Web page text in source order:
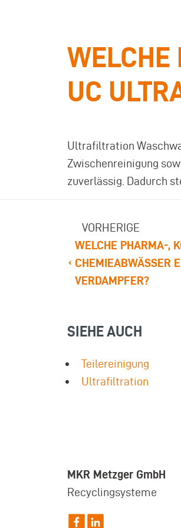
WELCHE
UC
Ultrafiltration
Zwischenreinigung
zuverlässig. Dadurch
VORHERIGE
WELCHE PHARMA-,
CHEMIEABWÄSSER
VERDAMPFER?
SIEHE AUCH
Teilereinigung
Ultrafiltration
MKR Metzger GmbH
Recyclingsysteme